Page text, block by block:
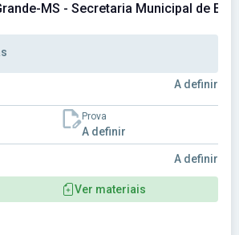
MS - Secretaria Municipal de
A definir
Prova
A definir
A definir
Ver materiais